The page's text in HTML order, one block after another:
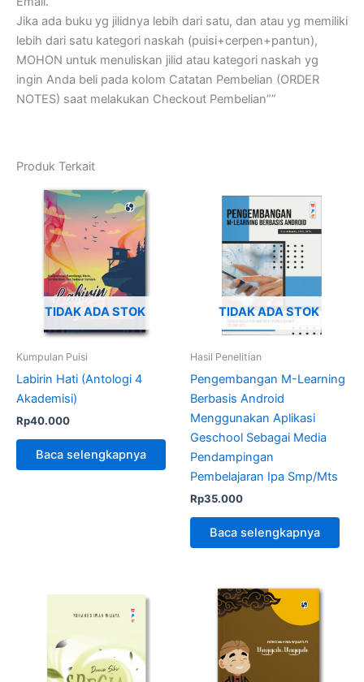
Jika ada buku yg jilidnya lebih dari satu, dan atau yg memiliki
lebih dari satu kategori naskah (puisi+cerpen+pantun),
MOHON untuk menuliskan jilid atau kategori naskah yg
ingin Anda beli pada kolom Catatan Pembelian (ORDER
NOTES) saat melakukan Checkout Pembelian””
Produk Terkait
TIDAK ADA STOK
Kumpulan Puisi
Labirin Hati (Antologi 4
Akademisi)
Rp40.000
Baca selengkapnya
TIDAK ADA STOK
Hasil Penelitian
Pengembangan M-Learning
Berbasis Android
Menggunakan Aplikasi
Geschool Sebagai Media
Pendampingan
Pembelajaran Ipa Smp/Mts
Rp35.000
Baca selengkapnya